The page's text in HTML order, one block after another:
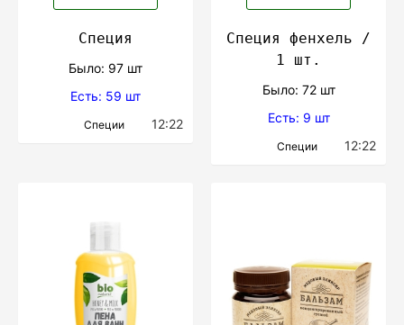
Специя
Было: 97 шт
Есть: 59 шт
Специи 12:22
Специя фенхель /
1 шт.
Было: 72 шт
Есть: 9 шт
Специи 12:22